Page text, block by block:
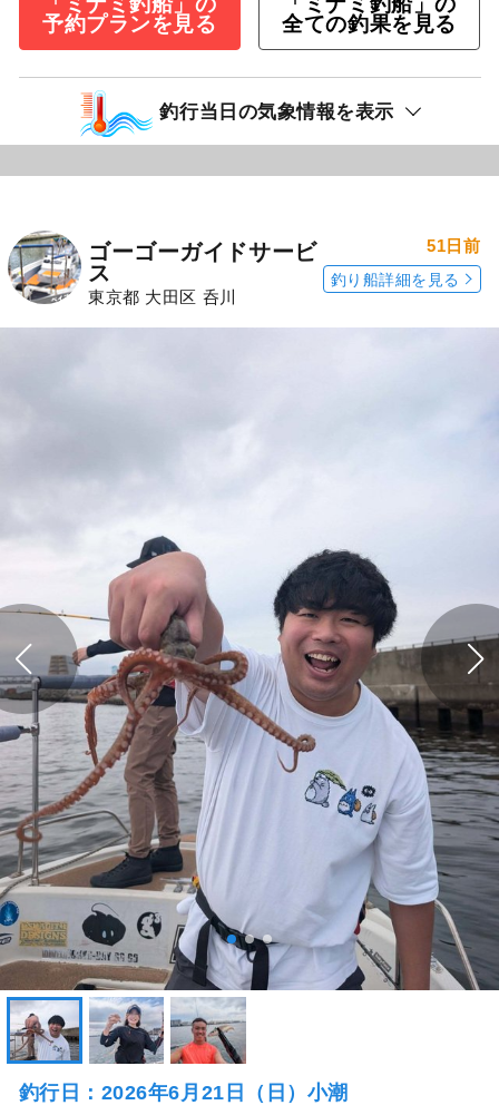
予約プランを見る
全ての釣果を見る
釣行当日の気象情報を表示
ゴーゴーガイドサービ
ス
東京都 大田区 呑川
51日前
釣り船詳細を見る
釣行日：2026年6月21日（日）小潮